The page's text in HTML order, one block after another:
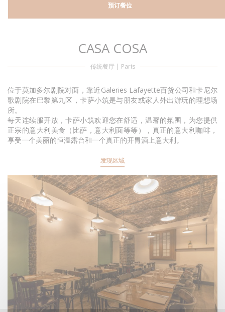
预订餐位
CASA COSA
传统餐厅 | Paris
位于莫加多尔剧院对面，靠近Galeries Lafayette百货公司和卡尼尔
歌剧院在巴黎第九区，卡萨小筑是与朋友或家人外出游玩的理想场
所。
每天连续服开放，卡萨小筑欢迎您在舒适，温馨的氛围，为您提供
正宗的意大利美食（比萨，意大利面等等），真正的意大利咖啡，
享受一个美丽的恒温露台和一个真正的开胃酒上意大利。
发现区域